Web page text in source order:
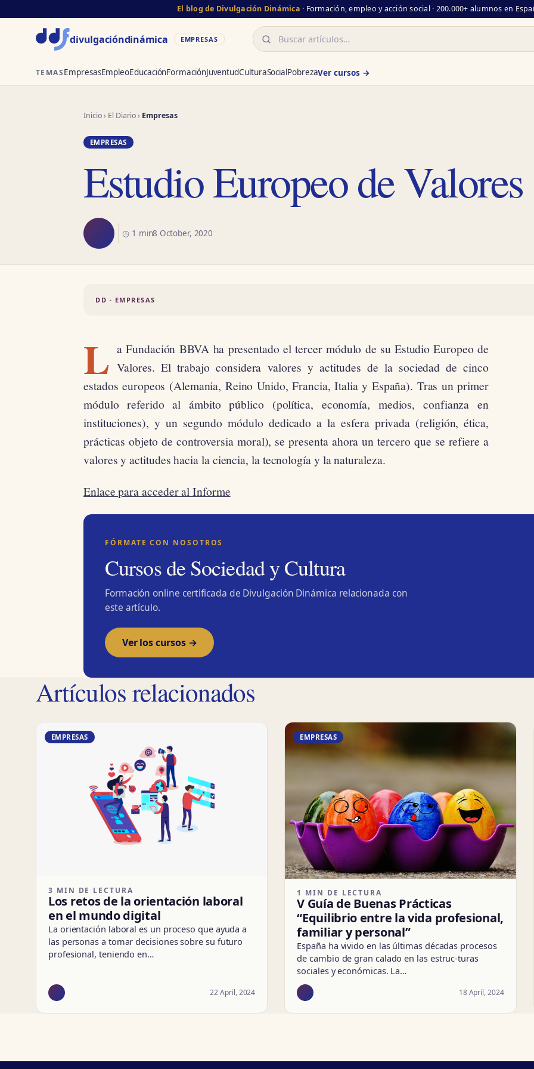
El blog de Divulgación Dinámica · Formación, empleo y acción social · 200.000+ alumnos en
divulgacióndinámica EMPRESAS Buscar
TEMASEmpresasEmpleoEducaciónFormaciónJuventudCulturaSocialPobrezaVer cursos →
Inicio› El Diario› Empresas
EMPRESAS
Estudio Europeo de Valores
◷ 1 min8 October, 2020
DD · EMPRESAS
L a Fundación BBVA ha presentado el tercer módulo de su Estudio Europeo de
Valores. El trabajo considera valores y actitudes de la sociedad de cinco
estados europeos (Alemania, Reino Unido, Francia, Italia y España). Tras un primer
módulo referido al ámbito público (política, economía, medios, confianza en
instituciones), y un segundo módulo dedicado a la esfera privada (religión, ética,
prácticas objeto de controversia moral), se presenta ahora un tercero que se refiere a
valores y actitudes hacia la ciencia, la tecnología y la naturaleza.
Enlace para acceder al Informe
FÓRMATE CON NOSOTROS
Cursos de Sociedad y Cultura
Formación online certificada de Divulgación Dinámica relacionada con
este artículo.
Ver los cursos →
Artículos relacionados
EMPRESAS
3 MIN DE LECTURA
Los retos de la orientación laboral
en el mundo digital
La orientación laboral es un proceso que ayuda a
las personas a tomar decisiones sobre su futuro
profesional, teniendo en…
22 April, 2024
EMPRESAS
1 MIN DE LECTURA
V Guía de Buenas Prácticas
“Equilibrio entre la vida profesional,
familiar y personal”
España ha vivido en las últimas décadas procesos
de cambio de gran calado en las estruc-turas
sociales y económicas. La…
18 April, 2024